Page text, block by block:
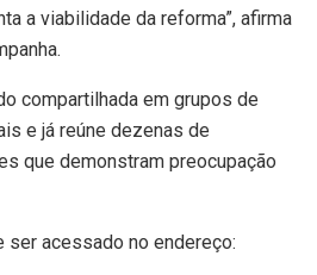
a viabilidade da reforma”, afirma
compartilhada em grupos de
e já reúne dezenas de
que demonstram preocupação
ser acessado no endereço: